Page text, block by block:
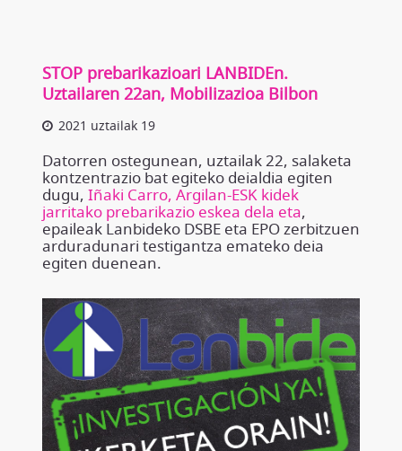
STOP prebarikazioari LANBIDEn.
Uztailaren 22an, Mobilizazioa Bilbon
2021 uztailak 19
Datorren ostegunean, uztailak 22, salaketa
kontzentrazio bat egiteko deialdia egiten
dugu, Iñaki Carro, Argilan-ESK kidek
jarritako prebarikazio eskea dela eta,
epaileak Lanbideko DSBE eta EPO zerbitzuen
arduradunari testigantza emateko deia
egiten duenean.